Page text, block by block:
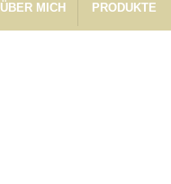
ÜBER MICH PRODUKTE